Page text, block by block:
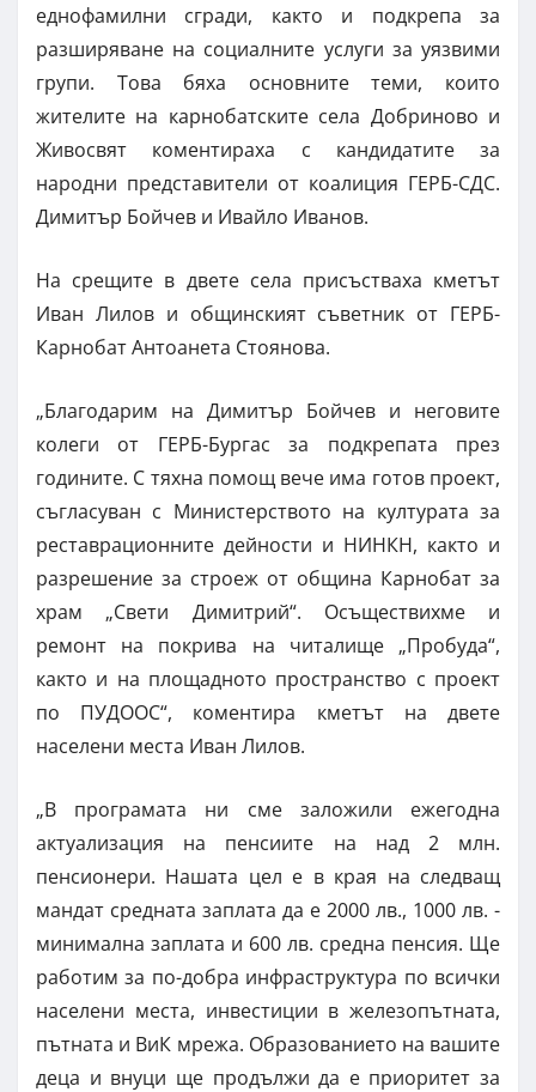
еднофамилни сгради, както и подкрепа за
разширяване на социалните услуги за уязвими
групи. Това бяха основните теми, които
жителите на карнобатските села Добриново и
Живосвят коментираха с кандидатите за
народни представители от коалиция ГЕРБ-СДС.
Димитър Бойчев и Ивайло Иванов.
На срещите в двете села присъстваха кметът
Иван Лилов и общинският съветник от ГЕРБ-
Карнобат Антоанета Стоянова.
„Благодарим на Димитър Бойчев и неговите
колеги от ГЕРБ-Бургас за подкрепата през
годините. С тяхна помощ вече има готов проект,
съгласуван с Министерството на културата за
реставрационните дейности и НИНКН, както и
разрешение за строеж от община Карнобат за
храм „Свети Димитрий“. Осъществихме и
ремонт на покрива на читалище „Пробуда“,
както и на площадното пространство с проект
по ПУДООС“, коментира кметът на двете
населени места Иван Лилов.
„В програмата ни сме заложили ежегодна
актуализация на пенсиите на над 2 млн.
пенсионери. Нашата цел е в края на следващ
мандат средната заплата да е 2000 лв., 1000 лв. -
минимална заплата и 600 лв. средна пенсия. Ще
работим за по-добра инфраструктура по всички
населени места, инвестиции в железопътната,
пътната и ВиК мрежа. Образованието на вашите
деца и внуци ще продължи да е приоритет за